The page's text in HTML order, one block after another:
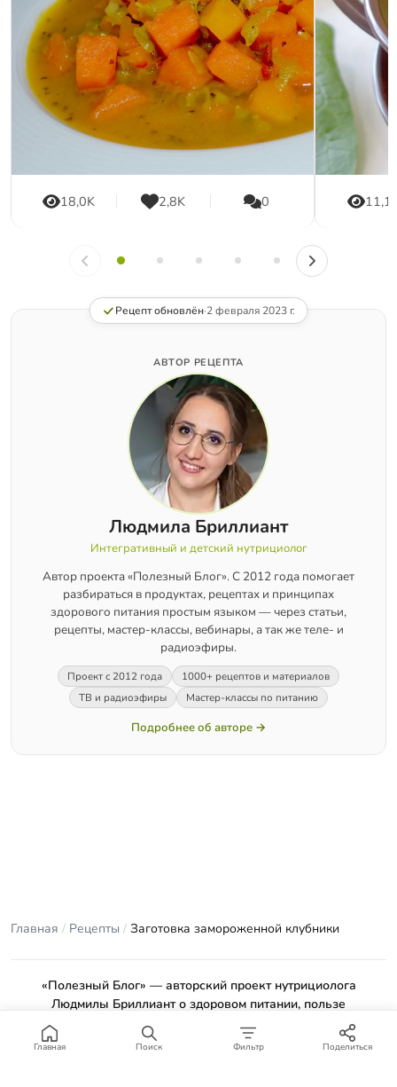
18,0K 2,8K 0
Рецепт обновлён·2 февраля 2023 г.
АВТОР РЕЦЕПТА
Людмила Бриллиант
Интегративный и детский нутрициолог
Автор проекта «Полезный Блог». С 2012 года помогает
разбираться в продуктах, рецептах и принципах
здорового питания простым языком — через статьи,
рецепты, мастер-классы, вебинары, а так же теле- и
радиоэфиры.
Проект с 2012 года
1000+ рецептов и материалов
ТВ и радиоэфиры
Мастер-классы по питанию
Подробнее об авторе →
Главная / Рецепты / Заготовка замороженной клубники
«Полезный Блог» — авторский проект нутрициолога
Людмилы Бриллиант о здоровом питании, пользе
продуктов и проверенных рецептах.
Материалы сайта носят ознакомительный характер и не
Главная Поиск Фильтр Поделиться